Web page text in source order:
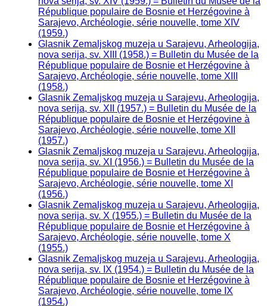
République populaire de Bosnie et Herzégovine à
Sarajevo, Archéologie, série nouvelle, tome XIV
(1959.)
Glasnik Zemaljskog muzeja u Sarajevu, Arheologija,
nova serija, sv. XIII (1958.) = Bulletin du Musée de la
République populaire de Bosnie et Herzégovine à
Sarajevo, Archéologie, série nouvelle, tome XIII
(1958.)
Glasnik Zemaljskog muzeja u Sarajevu, Arheologija,
nova serija, sv. XII (1957.) = Bulletin du Musée de la
République populaire de Bosnie et Herzégovine à
Sarajevo, Archéologie, série nouvelle, tome XII
(1957.)
Glasnik Zemaljskog muzeja u Sarajevu, Arheologija,
nova serija, sv. XI (1956.) = Bulletin du Musée de la
République populaire de Bosnie et Herzégovine à
Sarajevo, Archéologie, série nouvelle, tome XI
(1956.)
Glasnik Zemaljskog muzeja u Sarajevu, Arheologija,
nova serija, sv. X (1955.) = Bulletin du Musée de la
République populaire de Bosnie et Herzégovine à
Sarajevo, Archéologie, série nouvelle, tome X
(1955.)
Glasnik Zemaljskog muzeja u Sarajevu, Arheologija,
nova serija, sv. IX (1954.) = Bulletin du Musée de la
République populaire de Bosnie et Herzégovine à
Sarajevo, Archéologie, série nouvelle, tome IX
(1954.)